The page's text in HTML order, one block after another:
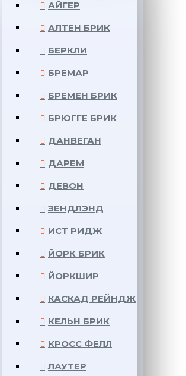
АЙГЕР
АЛТЕН БРИК
БЕРКЛИ
БРЕМАР
БРЕМЕН БРИК
БРЮГГЕ БРИК
ДАНВЕГАН
ДАРЕМ
ДЕВОН
ЗЕНДЛЭНД
ИСТ РИДЖ
ЙОРК БРИК
ЙОРКШИР
КАСКАД РЕЙНДЖ
КЕЛЬН БРИК
КРОСС ФЕЛЛ
ЛАУТЕР